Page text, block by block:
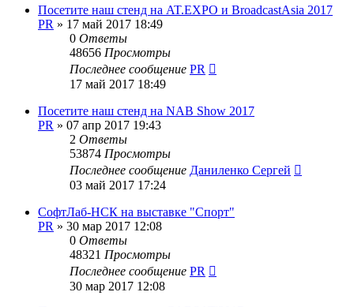
Посетите наш стенд на AT.EXPO и BroadcastAsia 2017
PR » 17 май 2017 18:49
0 Ответы
48656 Просмотры
Последнее сообщение PR
17 май 2017 18:49
Посетите наш стенд на NAB Show 2017
PR » 07 апр 2017 19:43
2 Ответы
53874 Просмотры
Последнее сообщение Даниленко Сергей
03 май 2017 17:24
СофтЛаб-НСК на выставке "Спорт"
PR » 30 мар 2017 12:08
0 Ответы
48321 Просмотры
Последнее сообщение PR
30 мар 2017 12:08